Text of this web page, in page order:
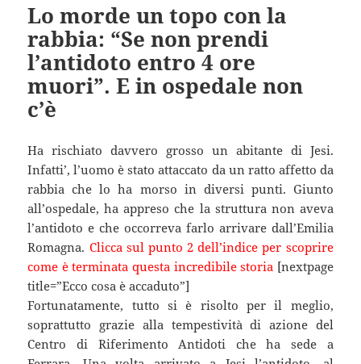
Lo morde un topo con la
rabbia: “Se non prendi
l’antidoto entro 4 ore
muori”. E in ospedale non
c’è
Ha rischiato davvero grosso un abitante di Jesi.
Infatti’, l’uomo è stato attaccato da un ratto affetto da
rabbia che lo ha morso in diversi punti. Giunto
all’ospedale, ha appreso che la struttura non aveva
l’antidoto e che occorreva farlo arrivare dall’Emilia
Romagna. Clicca sul punto 2 dell’indice per scoprire
come è terminata questa incredibile storia [nextpage
title=”Ecco cosa è accaduto”]
Fortunatamente, tutto si è risolto per il meglio,
soprattutto grazie alla tempestività di azione del
Centro di Riferimento Antidoti che ha sede a